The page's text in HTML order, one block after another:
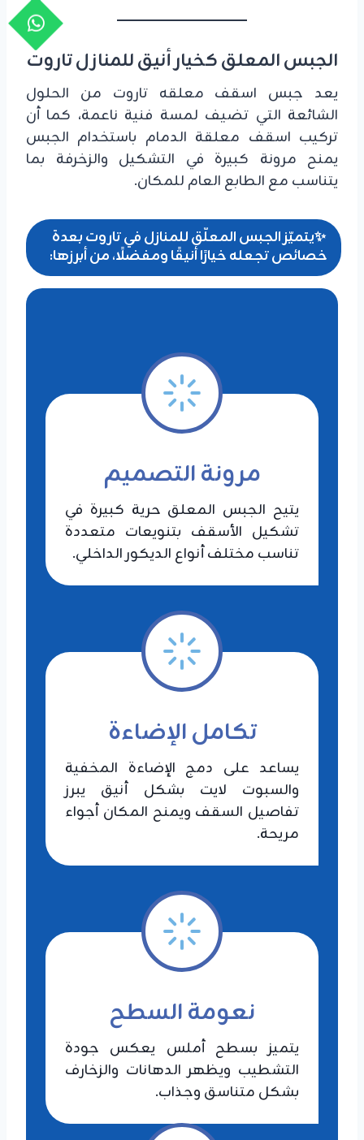
الجبس المعلق كخيار أنيق للمنازل تاروت
يعد جبس اسقف معلقه تاروت من الحلول
الشائعة التي تضيف لمسة فنية ناعمة، كما أن
تركيب اسقف معلقة الدمام باستخدام الجبس
يمنح مرونة كبيرة في التشكيل والزخرفة بما
يتناسب مع الطابع العام للمكان.
✨يتميّز الجبس المعلّق للمنازل في تاروت بعدة
خصائص تجعله خيارًا أنيقًا ومفضلًا، من أبرزها:
مرونة التصميم
يتيح الجبس المعلق حرية كبيرة في
تشكيل الأسقف بتنويعات متعددة
تناسب مختلف أنواع الديكور الداخلي.
تكامل الإضاءة
يساعد على دمج الإضاءة المخفية
والسبوت لايت بشكل أنيق يبرز
تفاصيل السقف ويمنح المكان أجواء
مريحة.
نعومة السطح
يتميز بسطح أملس يعكس جودة
التشطيب ويظهر الدهانات والزخارف
بشكل متناسق وجذاب.